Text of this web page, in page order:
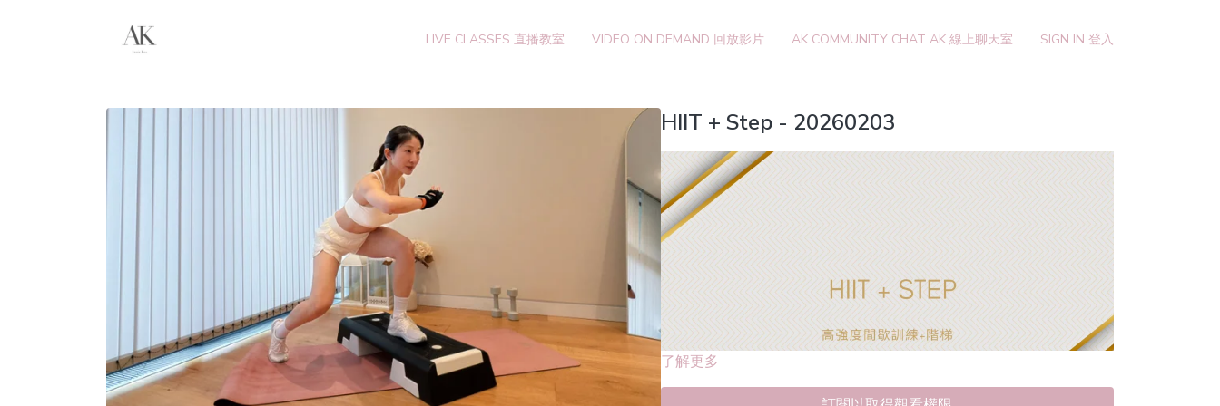
LIVE CLASSES 直播教室 VIDEO ON DEMAND 回放影片 AK COMMUNITY CHAT AK 線上聊天室 SIGN IN 登入
HIIT + Step - 20260203
了解更多